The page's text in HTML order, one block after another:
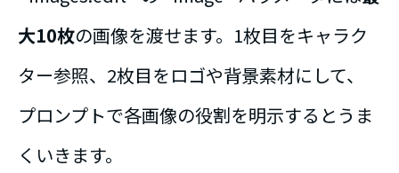
大10枚の画像を渡せます。1枚目をキャラク
ター参照、2枚目をロゴや背景素材にして、
プロンプトで各画像の役割を明示するとうま
くいきます。